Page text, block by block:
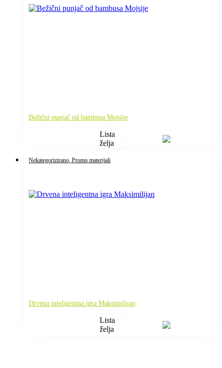
Bežični punjač od bambusa Mojsije
Lista
želja
Nekategorizirano , Promo materijali
Drvena inteligentna igra Maksimilijan
Lista
želja